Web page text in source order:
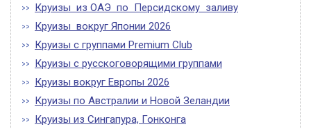
Круизы из ОАЭ по Персидскому заливу
Круизы вокруг Японии 2026
Круизы с группами Premium Club
Круизы с русскоговорящими группами
Круизы вокруг Европы 2026
Круизы по Австралии и Новой Зеландии
Круизы из Сингапура, Гонконга